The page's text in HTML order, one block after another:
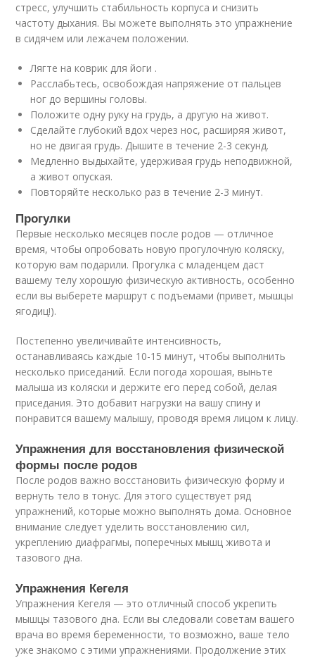
стресс, улучшить стабильность корпуса и снизить
частоту дыхания. Вы можете выполнять это упражнение
в сидячем или лежачем положении.
Лягте на коврик для йоги .
Расслабьтесь, освобождая напряжение от пальцев
ног до вершины головы.
Положите одну руку на грудь, а другую на живот.
Сделайте глубокий вдох через нос, расширяя живот,
но не двигая грудь. Дышите в течение 2-3 секунд.
Медленно выдыхайте, удерживая грудь неподвижной,
а живот опуская.
Повторяйте несколько раз в течение 2-3 минут.
Прогулки
Первые несколько месяцев после родов — отличное
время, чтобы опробовать новую прогулочную коляску,
которую вам подарили. Прогулка с младенцем даст
вашему телу хорошую физическую активность, особенно
если вы выберете маршрут с подъемами (привет, мышцы
ягодиц!).
Постепенно увеличивайте интенсивность,
останавливаясь каждые 10-15 минут, чтобы выполнить
несколько приседаний. Если погода хорошая, выньте
малыша из коляски и держите его перед собой, делая
приседания. Это добавит нагрузки на вашу спину и
понравится вашему малышу, проводя время лицом к лицу.
Упражнения для восстановления физической
формы после родов
После родов важно восстановить физическую форму и
вернуть тело в тонус. Для этого существует ряд
упражнений, которые можно выполнять дома. Основное
внимание следует уделить восстановлению сил,
укреплению диафрагмы, поперечных мышц живота и
тазового дна.
Упражнения Кегеля
Упражнения Кегеля — это отличный способ укрепить
мышцы тазового дна. Если вы следовали советам вашего
врача во время беременности, то возможно, ваше тело
уже знакомо с этими упражнениями. Продолжение этих